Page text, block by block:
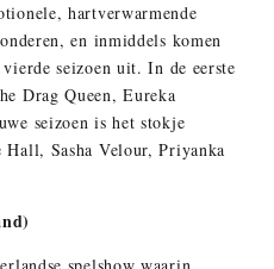
hartverwarmende
en inmiddels komen
seizoen uit. In de eerste
Drag Queen, Eureka
seizoen is het stokje
Hall, Sasha Velour, Priyanka